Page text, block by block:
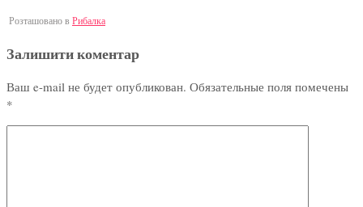
Розташовано в Рибалка
Залишити коментар
Ваш e-mail не будет опубликован. Обязательные поля помечены
*